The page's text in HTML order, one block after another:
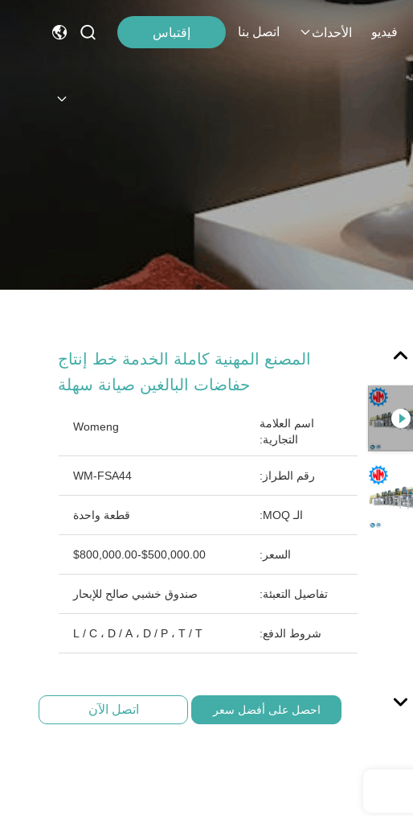
فيديو الأحداث اتصل بنا إقتباس
المصنع المهنية كاملة الخدمة خط إنتاج
حفاضات البالغين صيانة سهلة
اسم العلامة
التجارية:
Womeng
رقم الطراز: WM-FSA44
الـ MOQ: قطعة واحدة
السعر: $500,000.00-$800,000.00
تفاصيل التعبئة: صندوق خشبي صالح للإبحار
شروط الدفع: L / C ، D / A ، D / P ، T / T
احصل على أفضل سعر اتصل الآن